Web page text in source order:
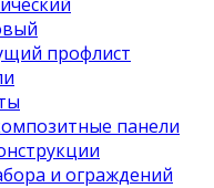
профлист
панели
и ограждений